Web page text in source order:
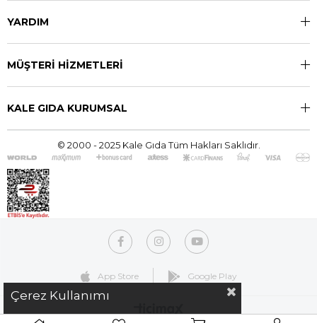
YARDIM
MÜŞTERİ HİZMETLERİ
KALE GIDA KURUMSAL
© 2000 - 2025 Kale Gıda Tüm Hakları Saklıdır.
App Store Google Play
Çerez Kullanımı